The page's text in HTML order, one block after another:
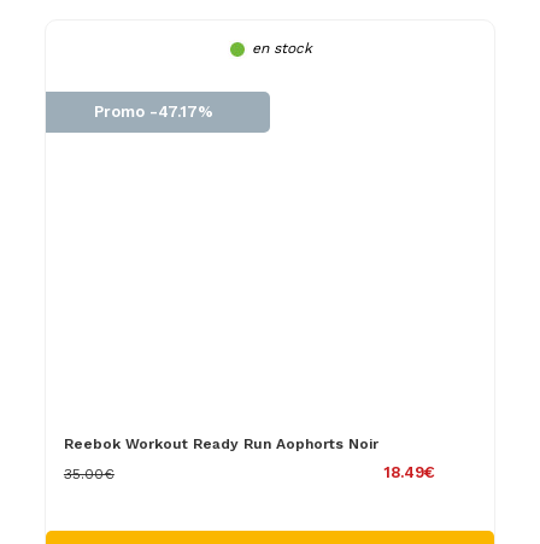
en stock
Promo -47.17%
Reebok Workout Ready Run Aophorts Noir
18.49€
35.00€